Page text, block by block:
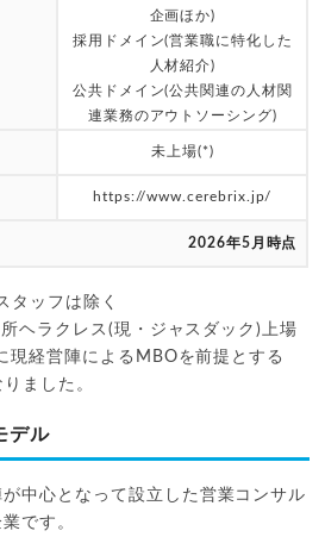
企画ほか)
採用ドメイン(営業職に特化した
人材紹介)
公共ドメイン(公共関連の人材関
連業務のアウトソーシング)
未上場(*)
https://www.cerebrix.jp/
2026年5月時点
タッフは除く
ヘラクレス(現・ジャスダック)上場
現経営陣によるMBOを前提とする
ました。
デル
中心となって設立した営業コンサル
です。